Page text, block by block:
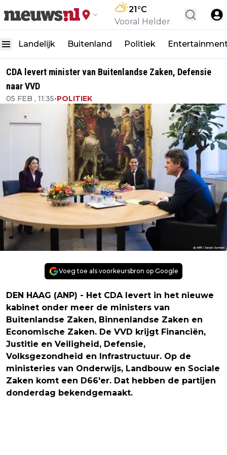
21°C
Vooral Helder
Landelijk Buitenland Politiek
CDA levert minister van Buitenlandse Zaken, Defensie
naar VVD
05 FEB , 11:35•POLITIEK
Voeg toe als voorkeursbron op Google
DEN HAAG (ANP) - Het CDA levert in het nieuwe
kabinet onder meer de ministers van
Buitenlandse Zaken, Binnenlandse Zaken en
Economische Zaken. De VVD krijgt Financiën,
Justitie en Veiligheid, Defensie,
Volksgezondheid en Infrastructuur. Op de
ministeries van Onderwijs, Landbouw en Sociale
Zaken komt een D66'er. Dat hebben de partijen
donderdag bekendgemaakt.